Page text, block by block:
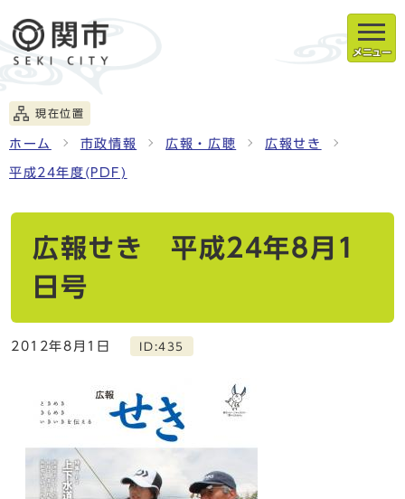
メニュー
現在位置
ホーム 市政情報 広報・広聴 広報せき
平成24年度(PDF)
広報せき 平成24年8月1
日号
2012年8月1日 ID:435